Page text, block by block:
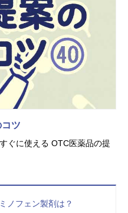
ツ
ぐに使える OTC医薬品の提
ノフェン製剤は？